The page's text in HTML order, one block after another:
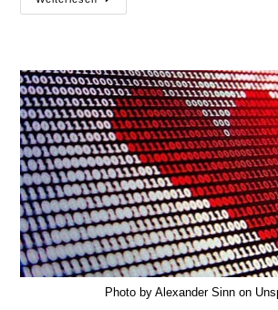
Photo by Alexander Sinn on